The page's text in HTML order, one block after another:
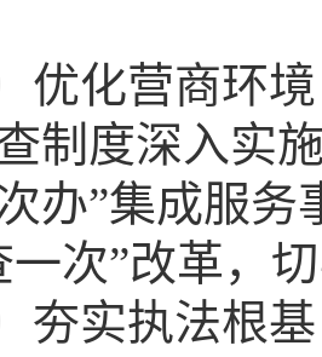
优化营商环
制度深入实
办”集成服务
一次”改革，
夯实执法根